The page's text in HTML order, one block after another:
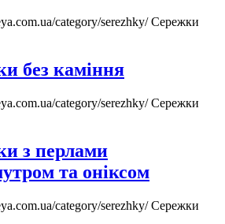
category/serezhky/Сережки
без каміння
category/serezhky/Сережки
з перлами
та оніксом
category/serezhky/Сережки